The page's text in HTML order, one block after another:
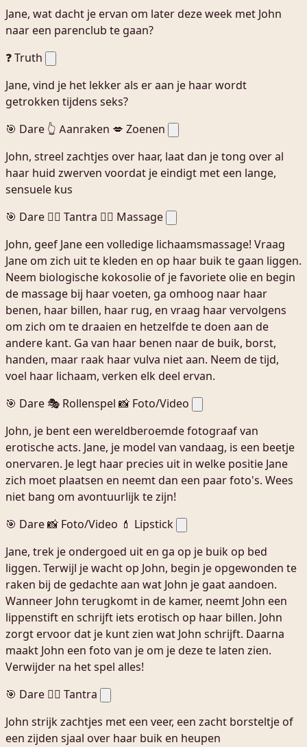
Jane, wat dacht je ervan om later deze week met John
naar een parenclub te gaan?
❓ Truth
Jane, vind je het lekker als er aan je haar wordt
getrokken tijdens seks?
🎯 Dare 👆 Aanraken 💋 Zoenen
John, streel zachtjes over haar, laat dan je tong over al
haar huid zwerven voordat je eindigt met een lange,
sensuele kus
🎯 Dare 🧘‍♀️ Tantra 💆‍♀️ Massage
John, geef Jane een volledige lichaamsmassage! Vraag
Jane om zich uit te kleden en op haar buik te gaan liggen.
Neem biologische kokosolie of je favoriete olie en begin
de massage bij haar voeten, ga omhoog naar haar
benen, haar billen, haar rug, en vraag haar vervolgens
om zich om te draaien en hetzelfde te doen aan de
andere kant. Ga van haar benen naar de buik, borst,
handen, maar raak haar vulva niet aan. Neem de tijd,
voel haar lichaam, verken elk deel ervan.
🎯 Dare 🎭 Rollenspel 📸 Foto/Video
John, je bent een wereldberoemde fotograaf van
erotische acts. Jane, je model van vandaag, is een beetje
onervaren. Je legt haar precies uit in welke positie Jane
zich moet plaatsen en neemt dan een paar foto's. Wees
niet bang om avontuurlijk te zijn!
🎯 Dare📸 Foto/Video 💄 Lipstick
Jane, trek je ondergoed uit en ga op je buik op bed
liggen. Terwijl je wacht op John, begin je opgewonden te
raken bij de gedachte aan wat John je gaat aandoen.
Wanneer John terugkomt in de kamer, neemt John een
lippenstift en schrijft iets erotisch op haar billen. John
zorgt ervoor dat je kunt zien wat John schrijft. Daarna
maakt John een foto van je om je deze te laten zien.
Verwijder na het spel alles!
🎯 Dare 🧘‍♀️ Tantra
John strijk zachtjes met een veer, een zacht borsteltje of
een zijden sjaal over haar buik en heupen